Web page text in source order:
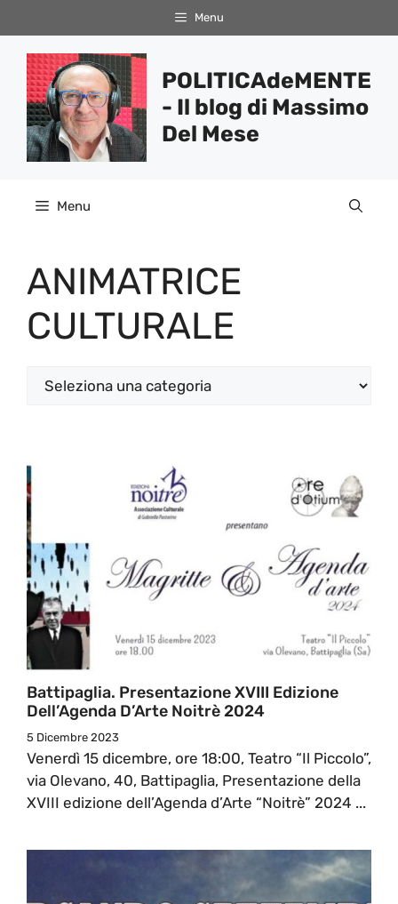
al
contenuto
Menu
POLITICAdeMENTE
- Il blog di Massimo
Del Mese
Menu
ANIMATRICE
CULTURALE
Categorie
Battipaglia. Presentazione XVIII Edizione
Dell’Agenda D’Arte Noitrè 2024
5 Dicembre 2023
Venerdì 15 dicembre, ore 18:00, Teatro “Il Piccolo”,
via Olevano, 40, Battipaglia, Presentazione della
XVIII edizione dell’Agenda d’Arte “Noitrè” 2024 ...